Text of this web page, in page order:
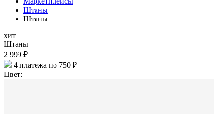
Штаны
Штаны
хит
Штаны
2 999 ₽
4 платежа по 750 ₽
Цвет: